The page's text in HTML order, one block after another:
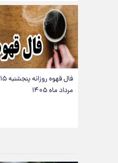
فال قهوه روزانه پنجشنبه ۱۵
مرداد ماه ۱۴۰۵